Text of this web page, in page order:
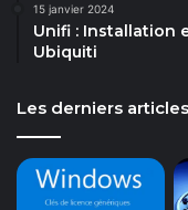
15 janvier 2024
Unifi : Installation
Ubiquiti
Les derniers articles